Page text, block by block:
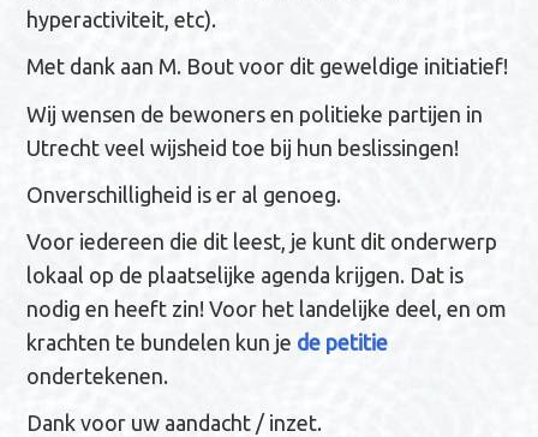
hyperactiviteit, etc).
Met dank aan M. Bout voor dit geweldige initiatief!
Wij wensen de bewoners en politieke partijen in
Utrecht veel wijsheid toe bij hun beslissingen!
Onverschilligheid is er al genoeg.
Voor iedereen die dit leest, je kunt dit onderwerp
lokaal op de plaatselijke agenda krijgen. Dat is
nodig en heeft zin! Voor het landelijke deel, en om
krachten te bundelen kun je de petitie
ondertekenen.
Dank voor uw aandacht / inzet.